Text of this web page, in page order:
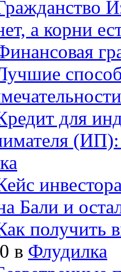
а корни
для
Бали и
получить
0 в Флудилка